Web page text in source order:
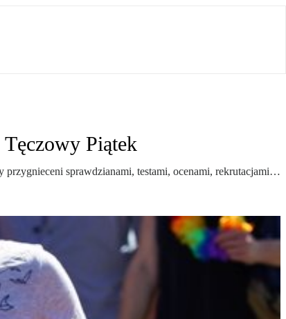
Piątek
przygnieceni sprawdzianami, testami, ocenami, rekrutacjami…